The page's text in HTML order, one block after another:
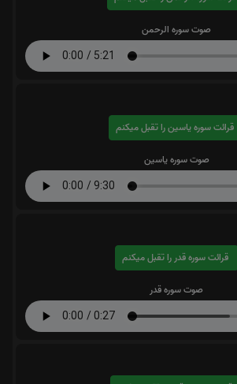
صوت سوره الرحمن
قرائت سوره یاسین را تقبل میکنم
صوت سوره یاسین
قرائت سوره قدر را تقبل میکنم
صوت سوره قدر